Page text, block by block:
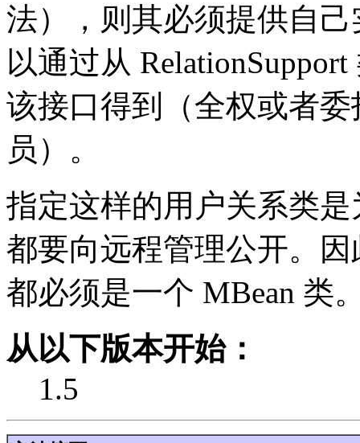
法），则其必须提供自
以通过从
该接口得到（全权或者委
员）。
指定这样的用户关系类
都要向远程管理公开。
都必须是一个 MBean 类
从以下版本开始：
1.5